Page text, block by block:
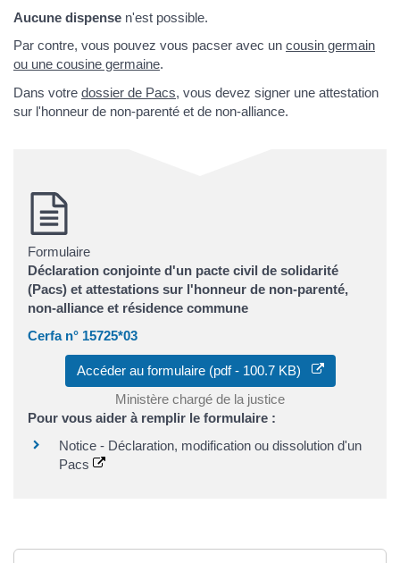
Aucune dispense n'est possible.
Par contre, vous pouvez vous pacser avec un cousin germain
ou une cousine germaine.
Dans votre dossier de Pacs, vous devez signer une attestation
sur l'honneur de non-parenté et de non-alliance.
Formulaire
Déclaration conjointe d'un pacte civil de solidarité
(Pacs) et attestations sur l'honneur de non-parenté,
non-alliance et résidence commune
Cerfa n° 15725*03
Accéder au formulaire (pdf - 100.7 KB)
Ministère chargé de la justice
Pour vous aider à remplir le formulaire :
Notice - Déclaration, modification ou dissolution d'un
Pacs